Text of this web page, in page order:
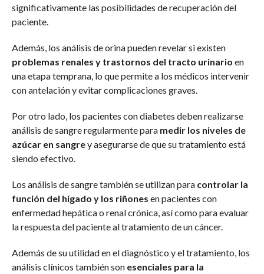
significativamente las posibilidades de recuperación del
paciente.
Además, los análisis de orina pueden revelar si existen
problemas renales y trastornos del tracto urinario en
una etapa temprana, lo que permite a los médicos intervenir
con antelación y evitar complicaciones graves.
Por otro lado, los pacientes con diabetes deben realizarse
análisis de sangre regularmente para medir los niveles de
azúcar en sangrey asegurarse de que su tratamiento está
siendo efectivo.
Los análisis de sangre también se utilizan para controlar la
función del hígado y los riñones en pacientes con
enfermedad hepática o renal crónica, así como para evaluar
la respuesta del paciente al tratamiento de un cáncer.
Además de su utilidad en el diagnóstico y el tratamiento, los
análisis clínicos también son esenciales para la